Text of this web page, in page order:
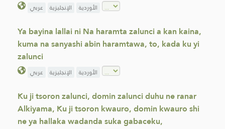
عربي الإنجليزية الأوردية
Ya bayina lallai ni Na haramta zalunci a kan kaina,
kuma na sanyashi abin haramtawa, to, kada ku yi
zalunci
عربي الإنجليزية الأوردية
Ku ji tsoron zalunci, domin zalunci duhu ne ranar
Alkiyama, Ku ji tsoron kwauro, domin kwauro shi
ne ya hallaka wadanda suka gabaceku,